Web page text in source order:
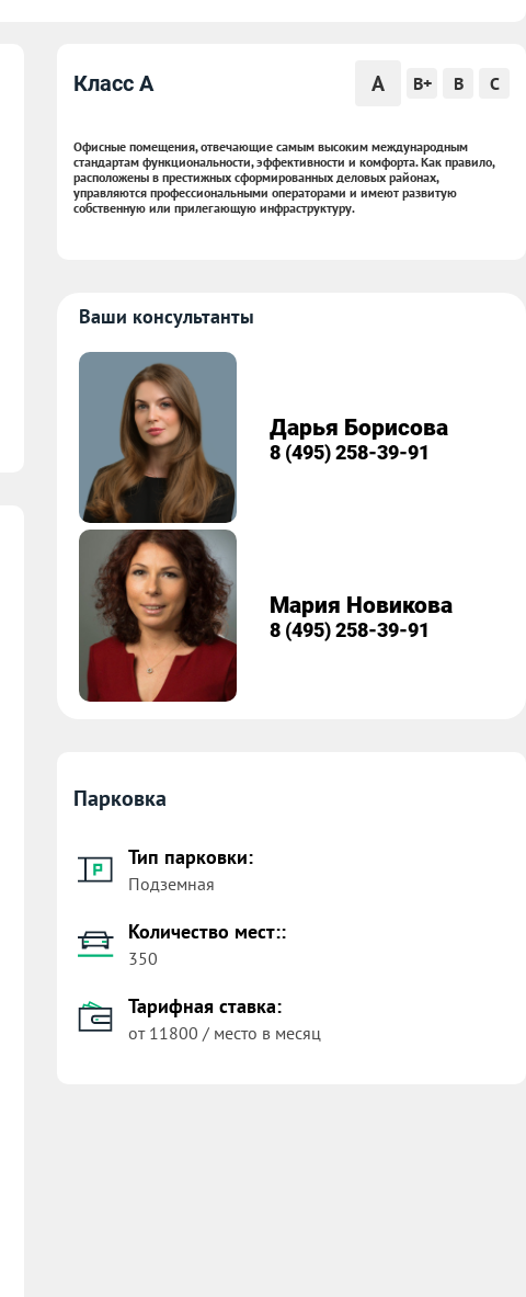
Класс A A B+ B C
Офисные помещения, отвечающие самым высоким международным
стандартам функциональности, эффективности и комфорта. Как правило,
расположены в престижных сформированных деловых районах,
управляются профессиональными операторами и имеют развитую
собственную или прилегающую инфраструктуру.
Ваши консультанты
Дарья Борисова
8 (495) 258-39-91
Мария Новикова
8 (495) 258-39-91
Парковка
Тип парковки:
Подземная
Количество мест::
350
Тарифная ставка:
от 11800 / место в месяц